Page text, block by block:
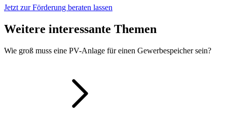
Jetzt zur Förderung beraten lassen
Weitere interessante Themen
Wie groß muss eine PV-Anlage für einen Gewerbespeicher sein?